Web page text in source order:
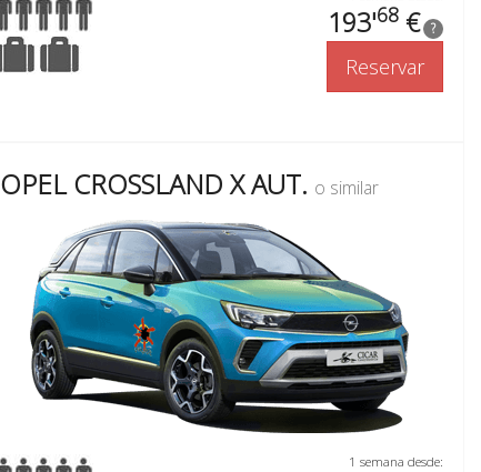
193'68 € ?
Reservar
OPEL CROSSLAND X AUT. o similar
1 semana desde: